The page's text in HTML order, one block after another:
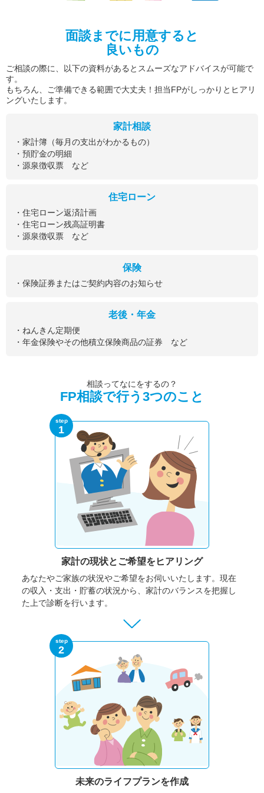
面談までに用意すると
良いもの
ご相談の際に、以下の資料があるとスムーズなアドバイスが可能で
す。
もちろん、ご準備できる範囲で大丈夫！担当FPがしっかりとヒアリ
ングいたします。
家計相談
・家計簿（毎月の支出がわかるもの）
・預貯金の明細
・源泉徴収票 など
住宅ローン
・住宅ローン返済計画
・住宅ローン残高証明書
・源泉徴収票 など
保険
・保険証券またはご契約内容のお知らせ
老後・年金
・ねんきん定期便
・年金保険やその他積立保険商品の証券 など
相談ってなにをするの？
FP相談で行う3つのこと
step
1
家計の現状と ご希望をヒアリング
あなたやご家族の状況やご希望をお伺いいたします。 現在
の収入・支出・貯蓄の状況から、家計のバランスを把握し
た上で診断を行います。
step
2
未来のライフプランを作成